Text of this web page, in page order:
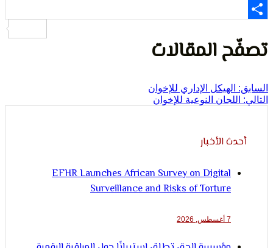
المقالات
الهيكل الإداري للإخوان
النوعية للإخوان
الأخبار
EFHR Launches African Survey on Digital
Surveillance and Risks of Torture